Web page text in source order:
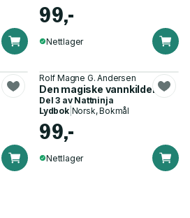
99,-
Nettlager
Rolf Magne G. Andersen
Den magiske vannkilden
Del 3 av Nattninja
Lydbok| Norsk, Bokmål
99,-
Nettlager